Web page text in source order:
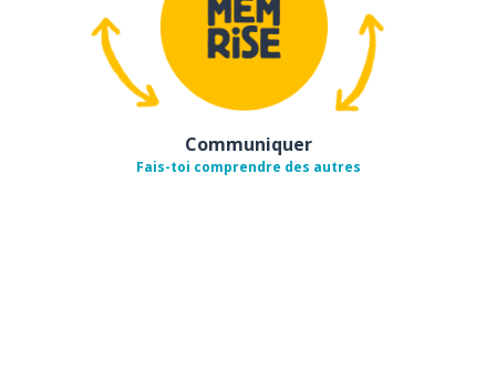
Communiquer
Fais-toi comprendre des autres